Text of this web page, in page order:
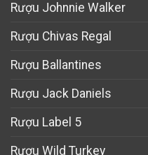
Rượu Johnnie Walker
Rượu Chivas Regal
Rượu Ballantines
Rượu Jack Daniels
Rượu Label 5
Rượu Wild Turkey